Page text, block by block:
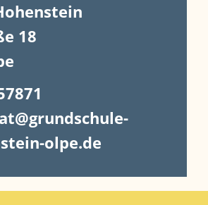
18
olpe.de